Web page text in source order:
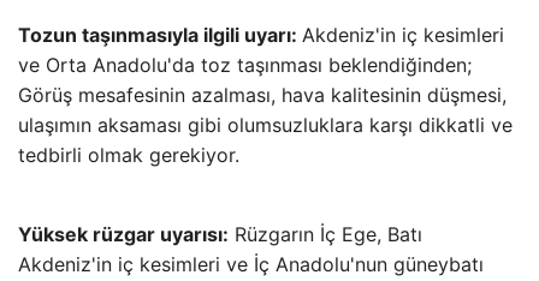
Tozun taşınmasıyla ilgili uyarı: Akdeniz'in iç kesimleri
ve Orta Anadolu'da toz taşınması beklendiğinden;
Görüş mesafesinin azalması, hava kalitesinin düşmesi,
ulaşımın aksaması gibi olumsuzluklara karşı dikkatli ve
tedbirli olmak gerekiyor.
Yüksek rüzgar uyarısı: Rüzgarın İç Ege, Batı
Akdeniz'in iç kesimleri ve İç Anadolu'nun güneybatı